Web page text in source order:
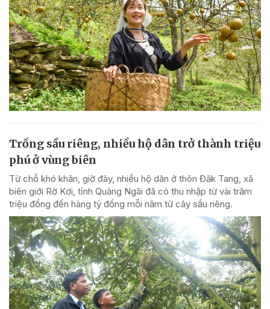
Trồng sầu riêng, nhiều hộ dân trở thành triệu
phú ở vùng biên
Từ chỗ khó khăn, giờ đây, nhiều hộ dân ở thôn Đăk Tang, xã
biên giới Rờ Kơi, tỉnh Quảng Ngãi đã có thu nhập từ vài trăm
triệu đồng đến hàng tỷ đồng mỗi năm từ cây sầu riêng.